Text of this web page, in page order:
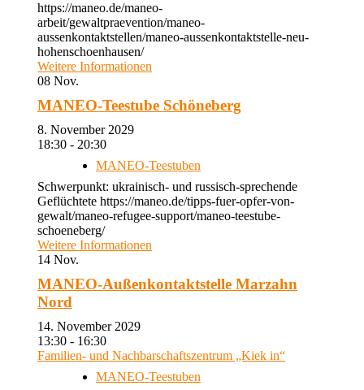
https://maneo.de/maneo-
arbeit/gewaltpraevention/maneo-
aussenkontaktstellen/maneo-aussenkontaktstelle-neu-
hohenschoenhausen/
Weitere Informationen
08 Nov.
MANEO-Teestube Schöneberg
8. November 2029
18:30 - 20:30
MANEO-Teestuben
Schwerpunkt: ukrainisch- und russisch-sprechende
Geflüchtete https://maneo.de/tipps-fuer-opfer-von-
gewalt/maneo-refugee-support/maneo-teestube-
schoeneberg/
Weitere Informationen
14 Nov.
MANEO-Außenkontaktstelle Marzahn
Nord
14. November 2029
13:30 - 16:30
Familien- und Nachbarschaftszentrum „Kiek in“
MANEO-Teestuben